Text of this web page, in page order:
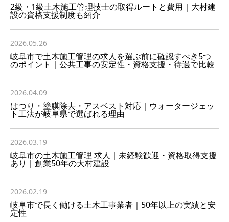
2級・1級土木施工管理技士の取得ルートと費用｜大村建
設の資格支援制度も紹介
2026.05.26
岐阜市で土木施工管理の求人を選ぶ前に確認すべき5つ
のポイント｜公共工事の安定性・資格支援・待遇で比較
2026.04.09
はつり・塗膜除去・アスベスト対応｜ウォータージェッ
ト工法が岐阜県で選ばれる理由
2026.03.19
岐阜市の土木施工管理 求人｜未経験歓迎・資格取得支援
あり｜創業50年の大村建設
2026.02.19
岐阜市で長く働ける土木工事業者｜50年以上の実績と安
定性